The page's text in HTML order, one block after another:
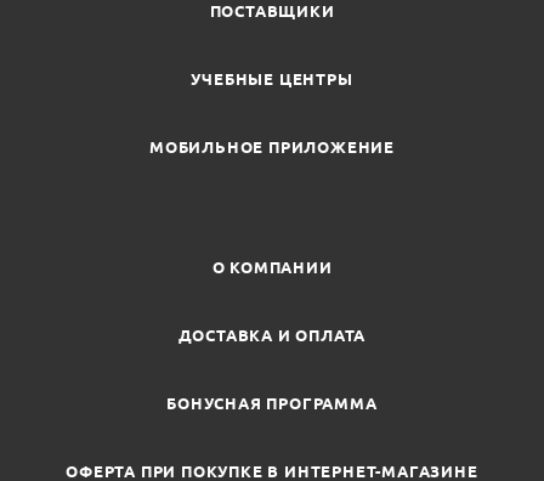
ПОСТАВЩИКИ
УЧЕБНЫЕ ЦЕНТРЫ
МОБИЛЬНОЕ ПРИЛОЖЕНИЕ
О КОМПАНИИ
ДОСТАВКА И ОПЛАТА
БОНУСНАЯ ПРОГРАММА
ОФЕРТА ПРИ ПОКУПКЕ В ИНТЕРНЕТ-МАГАЗИНЕ